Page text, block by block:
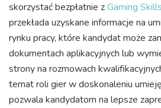
skorzystać bezpłatnie zGaming
przekłada uzyskane informacje na
rynku pracy, które kandydat może
dokumentach aplikacyjnych lub
strony na rozmowach
temat roli gier w doskonaleniu
pozwala kandydatom na lepsze